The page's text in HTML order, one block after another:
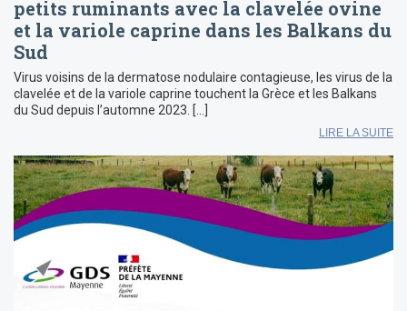
petits ruminants avec la clavelée ovine
et la variole caprine dans les Balkans du
Sud
Virus voisins de la dermatose nodulaire contagieuse, les virus de la
clavelée et de la variole caprine touchent la Grèce et les Balkans
du Sud depuis l’automne 2023. […]
LIRE LA SUITE